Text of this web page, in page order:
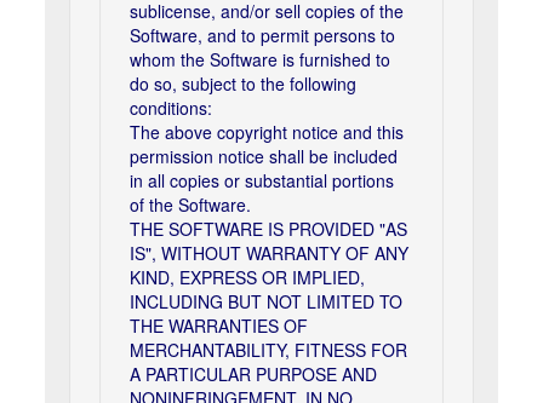
sublicense, and/or sell copies of the
Software, and to permit persons to
whom the Software is furnished to
do so, subject to the following
conditions:
The above copyright notice and this
permission notice shall be included
in all copies or substantial portions
of the Software.
THE SOFTWARE IS PROVIDED "AS
IS", WITHOUT WARRANTY OF ANY
KIND, EXPRESS OR IMPLIED,
INCLUDING BUT NOT LIMITED TO
THE WARRANTIES OF
MERCHANTABILITY, FITNESS FOR
A PARTICULAR PURPOSE AND
NONINFRINGEMENT. IN NO